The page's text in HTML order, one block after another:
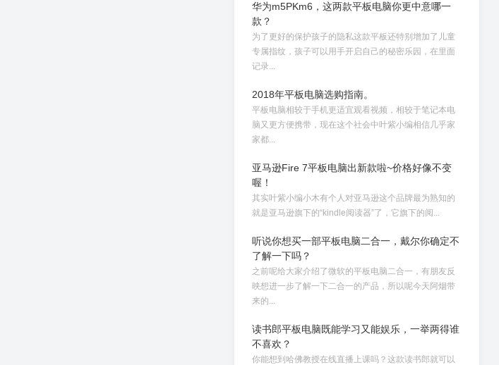
华为m5PKm6，这两款平板电脑你更中意哪一
款？
为了更好的保护孩子的隐私这款平板还特别增加了儿童
专属指纹，孩子可以用手开启自己的秘密乐园，在里面
记录...
2018年平板电脑选购指南。
平板电脑相较于手机更适宜观看视频，相较于笔记本电
脑又更方便携带，现在这个社会中叶紫小编相信几乎家
家都...
亚马逊Fire 7平板电脑出新款啦~价格好像不变
喔！
其实叶紫小编小木有个人对亚马逊这个品牌最为熟知的
就是亚马逊旗下的“kindle阅读器”了，它旗下的阅...
听说你想买一部平板电脑二合一，戴尔你确定不
了解一下吗？
之前呢给大家介绍了微软的平板电脑二合一，有朋友反
映想进一步了解一下二合一的产品，所以呢今天阿烟带
来的...
读书郎平板电脑既能学习又能娱乐，一举两得谁
不喜欢？
你能想到哈佛教授在线直播上课吗？这款读书郎就可以